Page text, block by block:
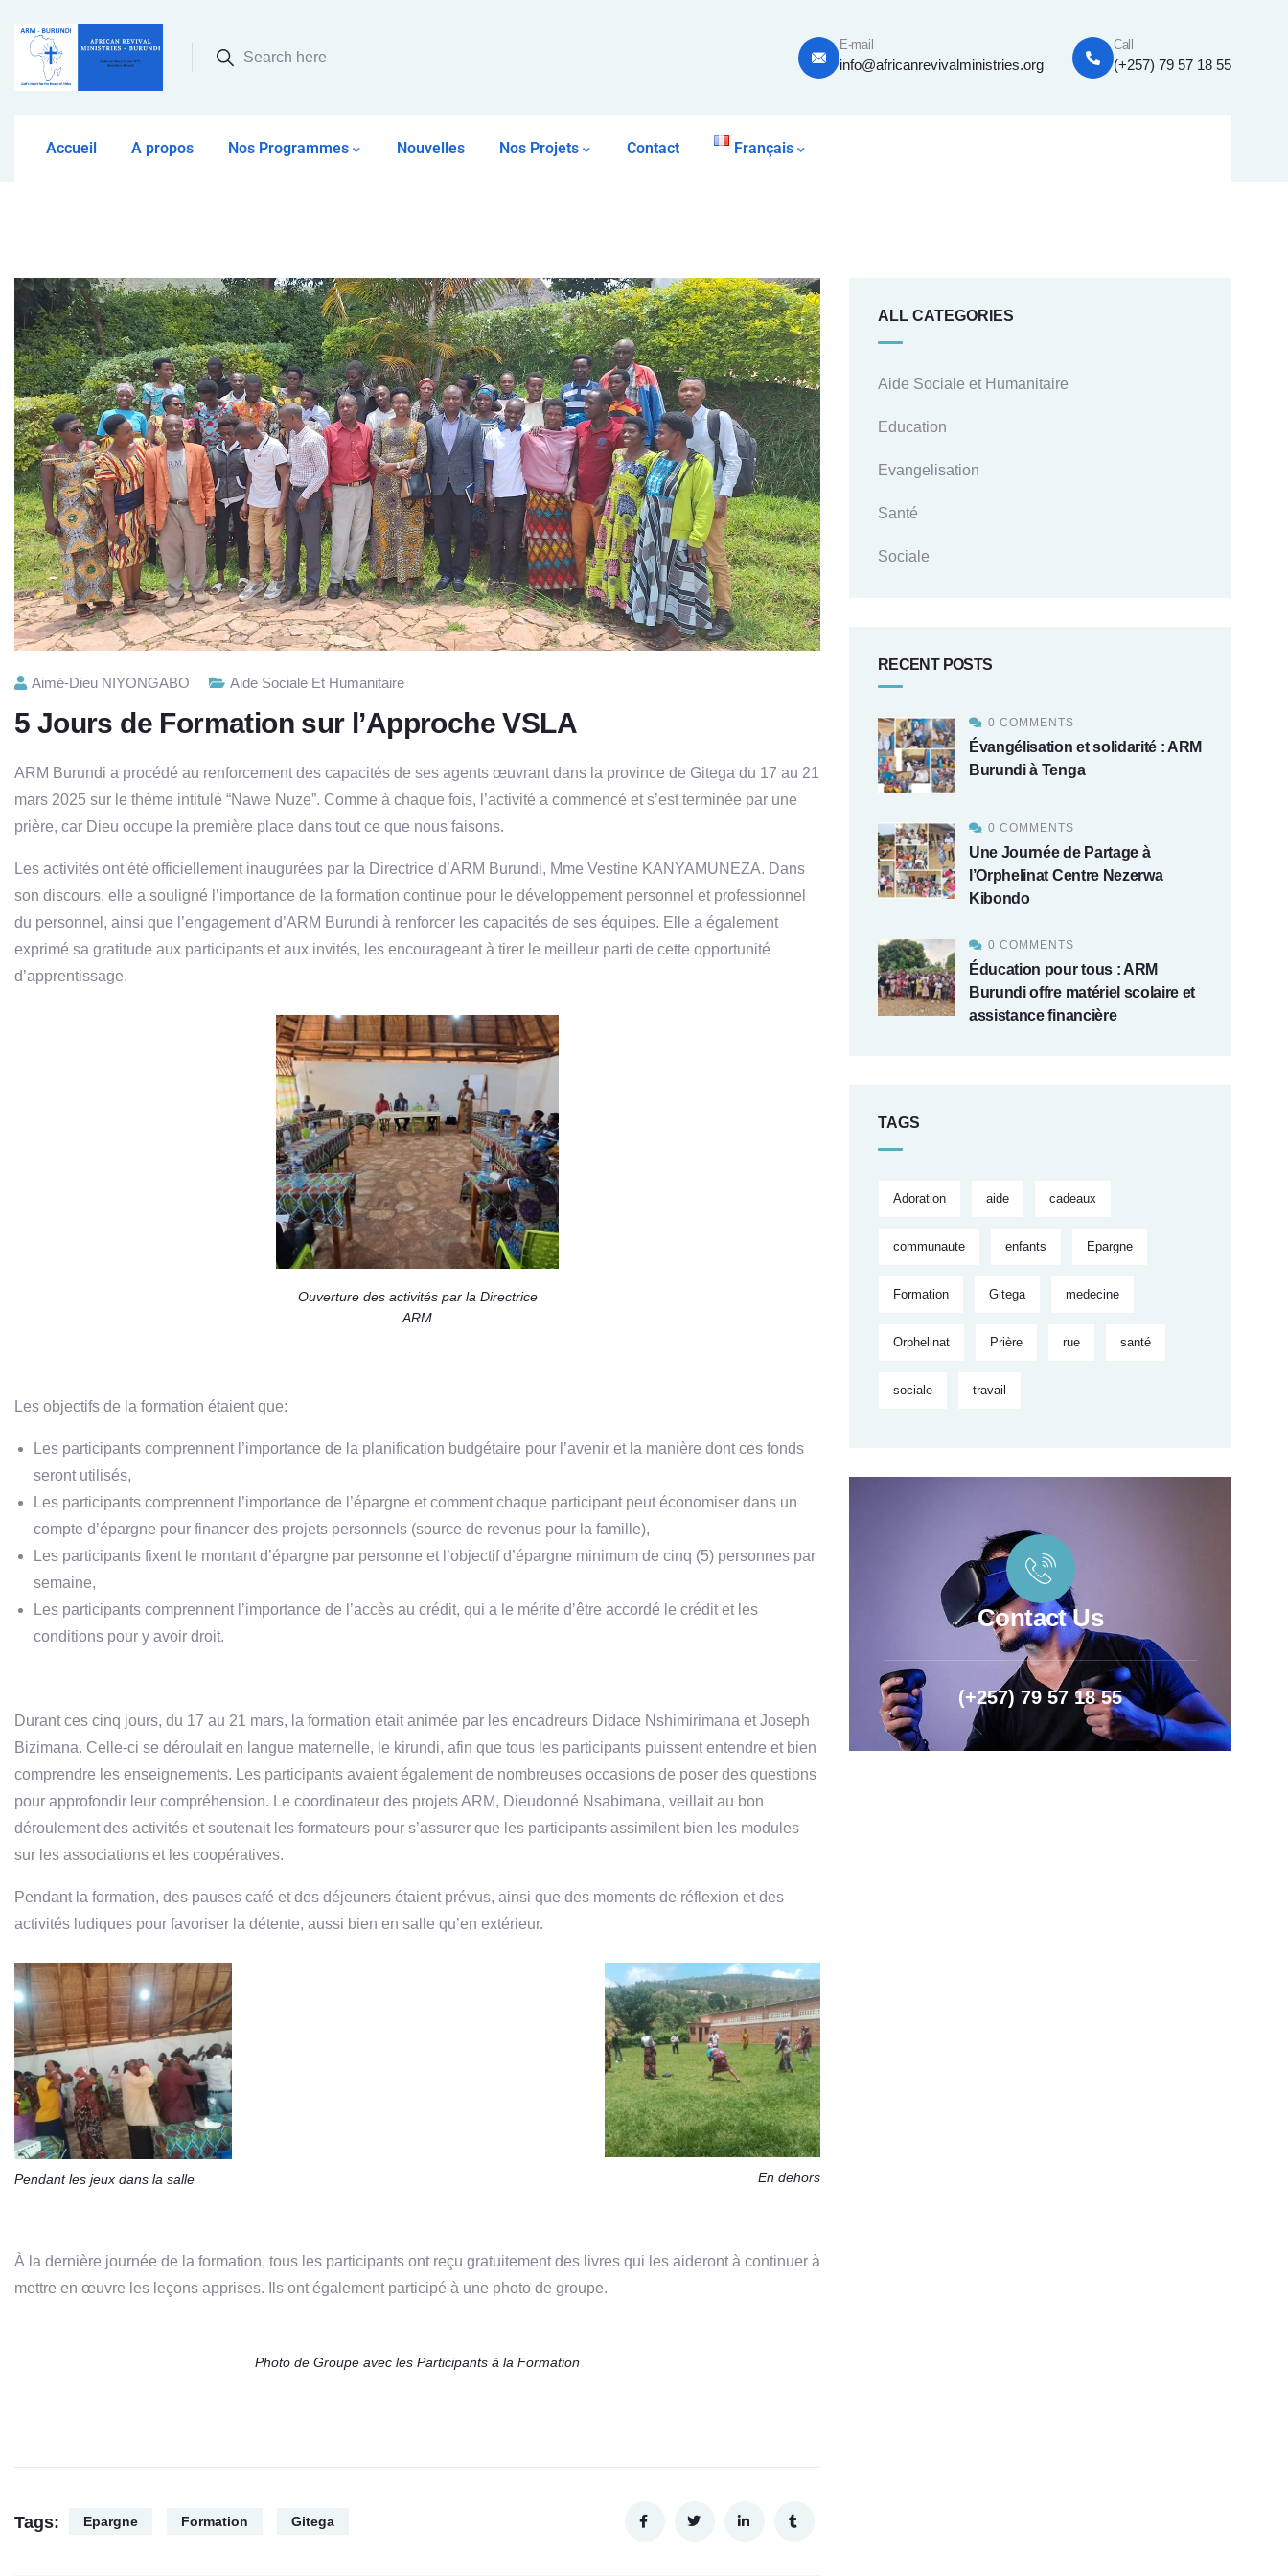
Search here
E-mail
info@africanrevivalministries.org
Call
(+257) 79 57 18 55
Accueil A propos Nos Programmes Nouvelles Nos Projets Contact Français
Aimé-Dieu NIYONGABO Aide Sociale Et Humanitaire
5 Jours de Formation sur l’Approche VSLA
ARM Burundi a procédé au renforcement des capacités de ses agents œuvrant dans la province de Gitega du 17 au 21
mars 2025 sur le thème intitulé “Nawe Nuze”. Comme à chaque fois, l’activité a commencé et s’est terminée par une
prière, car Dieu occupe la première place dans tout ce que nous faisons.
Les activités ont été officiellement inaugurées par la Directrice d’ARM Burundi, Mme Vestine KANYAMUNEZA. Dans
son discours, elle a souligné l’importance de la formation continue pour le développement personnel et professionnel
du personnel, ainsi que l’engagement d’ARM Burundi à renforcer les capacités de ses équipes. Elle a également
exprimé sa gratitude aux participants et aux invités, les encourageant à tirer le meilleur parti de cette opportunité
d’apprentissage.
Ouverture des activités par la Directrice
ARM
Les objectifs de la formation étaient que:
Les participants comprennent l’importance de la planification budgétaire pour l’avenir et la manière dont ces fonds
seront utilisés,
Les participants comprennent l’importance de l’épargne et comment chaque participant peut économiser dans un
compte d’épargne pour financer des projets personnels (source de revenus pour la famille),
Les participants fixent le montant d’épargne par personne et l’objectif d’épargne minimum de cinq (5) personnes par
semaine,
Les participants comprennent l’importance de l’accès au crédit, qui a le mérite d’être accordé le crédit et les
conditions pour y avoir droit.
Durant ces cinq jours, du 17 au 21 mars, la formation était animée par les encadreurs Didace Nshimirimana et Joseph
Bizimana. Celle-ci se déroulait en langue maternelle, le kirundi, afin que tous les participants puissent entendre et bien
comprendre les enseignements. Les participants avaient également de nombreuses occasions de poser des questions
pour approfondir leur compréhension. Le coordinateur des projets ARM, Dieudonné Nsabimana, veillait au bon
déroulement des activités et soutenait les formateurs pour s’assurer que les participants assimilent bien les modules
sur les associations et les coopératives.
Pendant la formation, des pauses café et des déjeuners étaient prévus, ainsi que des moments de réflexion et des
activités ludiques pour favoriser la détente, aussi bien en salle qu’en extérieur.
Pendant les jeux dans la salle En dehors
À la dernière journée de la formation, tous les participants ont reçu gratuitement des livres qui les aideront à continuer à
mettre en œuvre les leçons apprises. Ils ont également participé à une photo de groupe.
Photo de Groupe avec les Participants à la Formation
Tags: Epargne Formation Gitega
ALL CATEGORIES
Aide Sociale et Humanitaire
Education
Evangelisation
Santé
Sociale
RECENT POSTS
0 COMMENTS
Évangélisation et solidarité : ARM
Burundi à Tenga
0 COMMENTS
Une Journée de Partage à
l’Orphelinat Centre Nezerwa
Kibondo
0 COMMENTS
Éducation pour tous : ARM
Burundi offre matériel scolaire et
assistance financière
TAGS
Adoration aide cadeaux
communaute enfants Epargne
Formation Gitega medecine
Orphelinat Prière rue santé
sociale travail
Contact Us
(+257) 79 57 18 55